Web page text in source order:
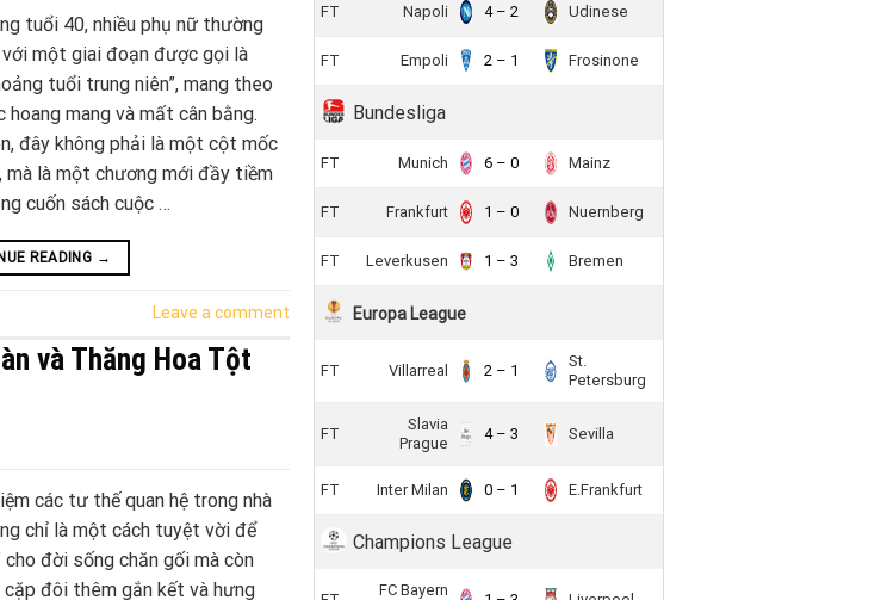
tuổi 40, nhiều phụ nữ thường
một giai đoạn được gọi là
tuổi trung niên”, mang theo
hoang mang và mất cân bằng.
đây không phải là một cột mốc
mà là một chương mới đầy tiềm
cuốn sách cuộc …
READING →
Leave a comment
và Thăng Hoa Tột
các tư thế quan hệ trong nhà
chỉ là một cách tuyệt vời để
cho đời sống chăn gối mà còn
cặp đôi thêm gắn kết và hưng
FT Napoli 4 – 2 Udinese
FT Empoli 2 – 1 Frosinone
Bundesliga
FT Munich 6 – 0 Mainz
FT Frankfurt 1 – 0 Nuernberg
FT Leverkusen 1 – 3 Bremen
Europa League
FT Villarreal 2 – 1
St.
Petersburg
FT
Slavia
Prague
4 – 3 Sevilla
FT Inter Milan 0 – 1 E.Frankfurt
Champions League
FC Bayern